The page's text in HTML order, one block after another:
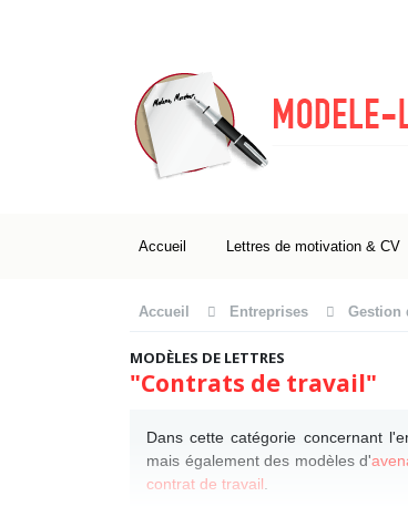
Accueil Lettres de motivation & CV
Accueil Entreprises Gestion
MODÈLES DE LETTRES
"Contrats de travail"
Dans cette catégorie concernant
mais également des modèles d'
contrat de travail